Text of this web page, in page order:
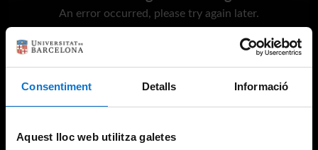
Consentiment Detalls Informació
Aquest lloc web utilitza galetes
An error occurred, please try again later.